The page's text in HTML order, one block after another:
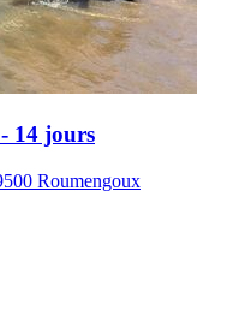
14 jours
Roumengoux